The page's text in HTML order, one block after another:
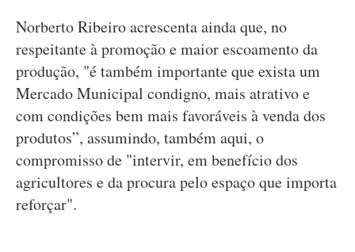
Norberto Ribeiro acrescenta ainda que, no
respeitante à promoção e maior escoamento da
produção, "é também importante que exista um
Mercado Municipal condigno, mais atrativo e
com condições bem mais favoráveis à venda dos
produtos”, assumindo, também aqui, o
compromisso de "intervir, em benefício dos
agricultores e da procura pelo espaço que importa
reforçar".